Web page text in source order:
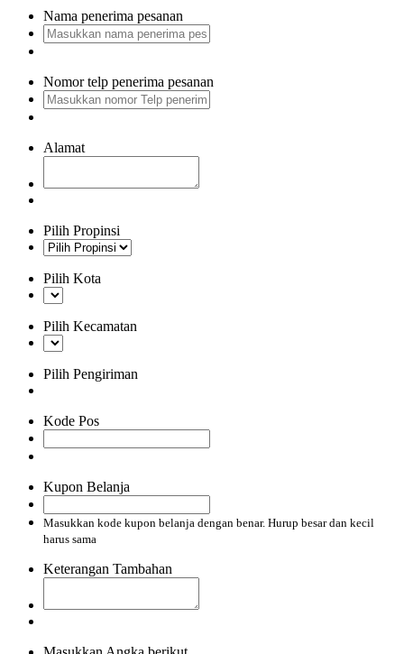
Nama penerima pesanan
Nomor telp penerima pesanan
Alamat
Pilih Propinsi
Pilih Kota
Pilih Kecamatan
Pilih Pengiriman
Kode Pos
Kupon Belanja
Masukkan kode kupon belanja dengan benar. Hurup besar dan kecil
harus sama
Keterangan Tambahan